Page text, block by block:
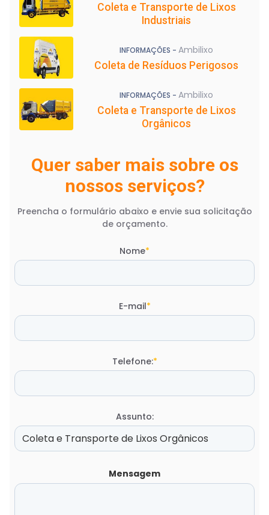
Coleta e Transporte de Lixos
Industriais
INFORMAÇÕES - Ambilixo
Coleta de Resíduos Perigosos
INFORMAÇÕES - Ambilixo
Coleta e Transporte de Lixos
Orgânicos
Quer saber mais sobre os
nossos serviços?
Preencha o formulário abaixo e envie sua solicitação
de orçamento.
Nome*
E-mail*
Telefone:*
Assunto:
Mensagem